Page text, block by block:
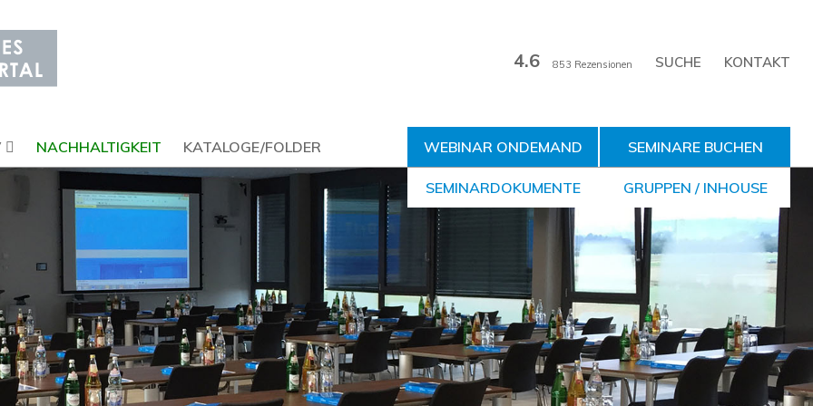
KONTAKT
4.6 853 Rezensionen
NACHHALTIGKEIT KATALOGE/FOLDER WEBINAR ONDEMAND
SEMINARDOKUMENTE
SEMINARE BUCHEN
GRUPPEN / INHOUSE